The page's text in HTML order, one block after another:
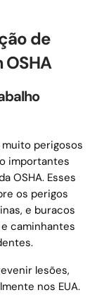
de
perigosos
importantes
OSHA. Esses
os perigos
e buracos
caminhantes
lesões,
nos EUA.